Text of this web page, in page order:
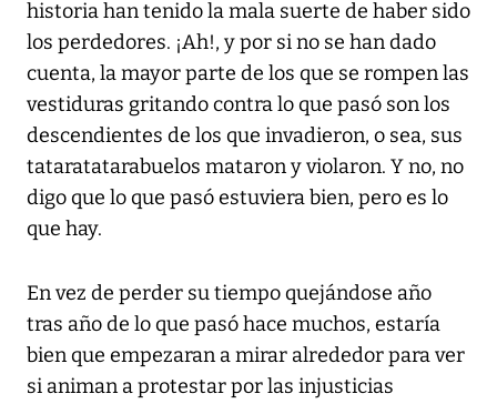
historia han tenido la mala suerte de haber sido
los perdedores. ¡Ah!, y por si no se han dado
cuenta, la mayor parte de los que se rompen las
vestiduras gritando contra lo que pasó son los
descendientes de los que invadieron, o sea, sus
tataratatarabuelos mataron y violaron. Y no, no
digo que lo que pasó estuviera bien, pero es lo
que hay.
En vez de perder su tiempo quejándose año
tras año de lo que pasó hace muchos, estaría
bien que empezaran a mirar alrededor para ver
si animan a protestar por las injusticias